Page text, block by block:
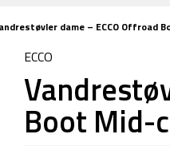
dame – ECCO Offroad
ECCO
Boot Mid-